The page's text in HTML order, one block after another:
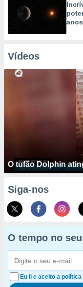
Vídeos
O tufão Dolphin
Siga-nos
O tempo no seu
Eu li e aceito a